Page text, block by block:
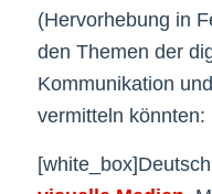
(Hervorhebung in
den Themen der
Kommunikation
vermitteln könnten: